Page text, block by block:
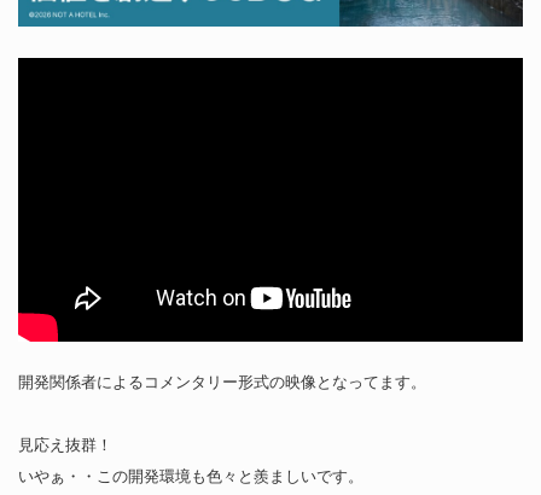
開発関係者によるコメンタリー形式の映像となってます。
見応え抜群！
いやぁ・・この開発環境も色々と羨ましいです。